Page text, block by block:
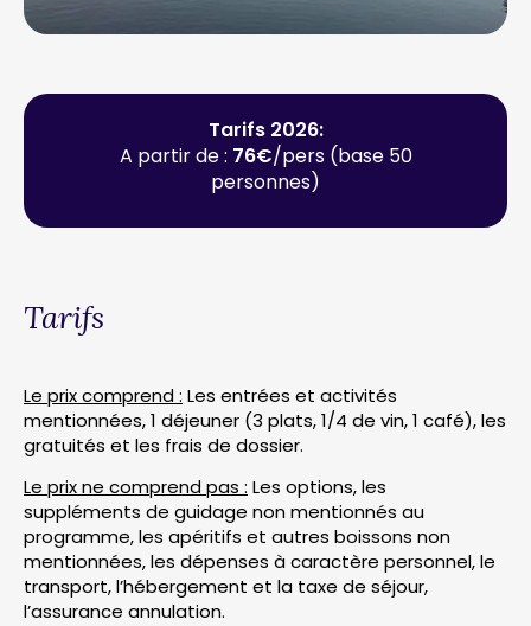
Tarifs 2026:
A partir de : 76€/pers (base 50
personnes)
Tarifs
Le prix comprend : Les entrées et activités
mentionnées, 1 déjeuner (3 plats, 1/4 de vin, 1 café), les
gratuités et les frais de dossier.
Le prix ne comprend pas : Les options, les
suppléments de guidage non mentionnés au
programme, les apéritifs et autres boissons non
mentionnées, les dépenses à caractère personnel, le
transport, l’hébergement et la taxe de séjour,
l’assurance annulation.